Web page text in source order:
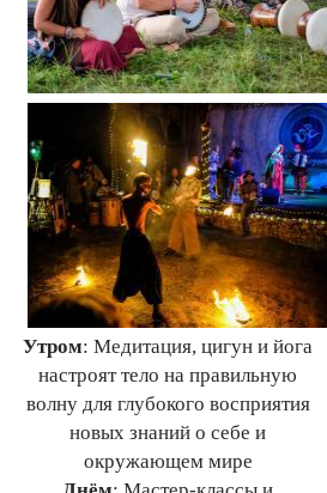
Утром: Медитация, цигун и йога
настроят тело на правильную
волну для глубокого восприятия
новых знаний о себе и
окружающем мире